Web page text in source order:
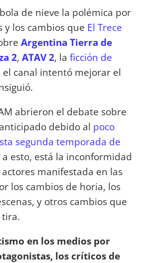
de nieve la polémica por
y los cambios que El Trece
Argentina Tierra de
2, ATAV 2, la ficción de
el canal intentó mejorar el
abrieron el debate sobre
debido al poco
segunda temporada de
a esto, está la inconformidad
manifestada en las
los cambios de horia, los
y otros cambios que
tira.
en los medios por
los críticos de